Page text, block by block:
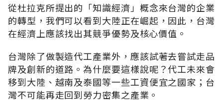
從杜拉克所提出的「知識經濟」概念來台灣的企業
的轉型，我們可以看到大陸正在崛起，因此，台灣
在經濟上應該找出其競爭優勢及核心價值。
台灣除了做製造代工產業外，應該試著去嘗試走品
牌及創新的道路。為什麼要這樣說呢？代工未來會
移到大陸、越南及泰國等一些工資便宜之國家；台
灣不可能再走回到勞力密集之產業。